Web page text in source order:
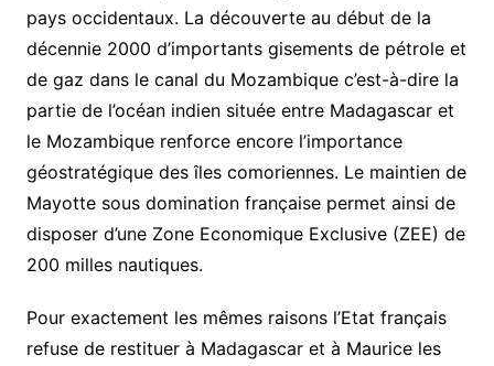
pays occidentaux. La découverte au début de la
décennie 2000 d’importants gisements de pétrole et
de gaz dans le canal du Mozambique c’est-à-dire la
partie de l’océan indien située entre Madagascar et
le Mozambique renforce encore l’importance
géostratégique des îles comoriennes. Le maintien de
Mayotte sous domination française permet ainsi de
disposer d’une Zone Economique Exclusive (ZEE) de
200 milles nautiques.
Pour exactement les mêmes raisons l’Etat français
refuse de restituer à Madagascar et à Maurice les